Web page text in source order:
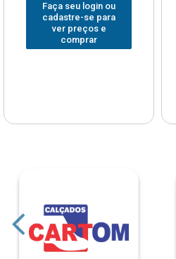
Faça seu login ou
cadastre-se para
ver preços e
comprar